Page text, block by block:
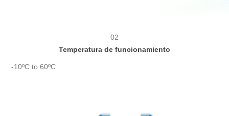
02
Temperatura de funcionamiento
-10ºC to 60ºC